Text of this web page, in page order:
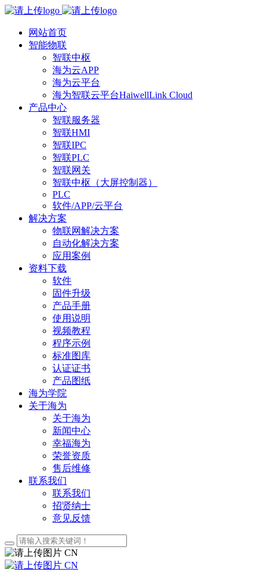
网站首页
智能物联
智联中枢
海为云APP
海为云平台
海为智联云平台HaiwellLink Cloud
产品中心
智联服务器
智联HMI
智联IPC
智联PLC
智联网关
智联中枢（大屏控制器）
PLC
软件/APP/云平台
解决方案
物联网解决方案
自动化解决方案
应用案例
资料下载
软件
固件升级
产品手册
使用说明
视频教程
程序示例
标准图库
认证证书
产品图纸
海为学院
关于海为
关于海为
新闻中心
幸福海为
荣誉资质
售后维修
联系我们
联系我们
招贤纳士
意见反馈
CN
CN